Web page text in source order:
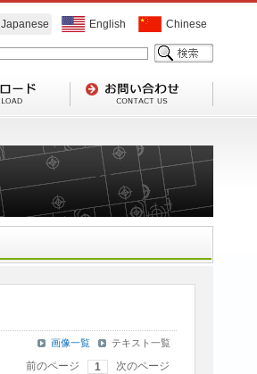
Japanese English Chinese
画像一覧 テキスト一覧
前のページ 1 次のページ